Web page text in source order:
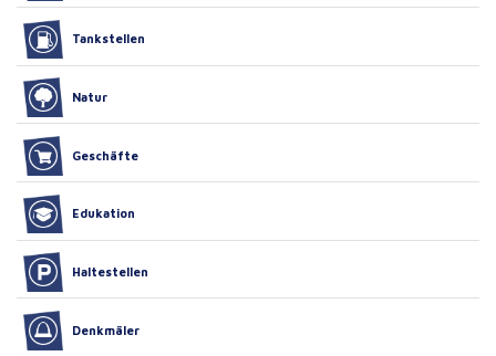
Tankstellen
Natur
Geschäfte
Edukation
Haltestellen
Denkmäler